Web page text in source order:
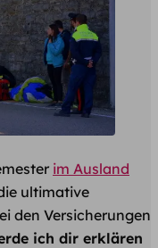
im Ausland
ultimative
den Versicherungen
ich dir erklären